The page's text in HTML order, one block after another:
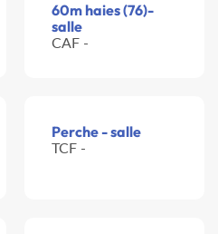
60m haies (76)-
salle
CAF -
Perche - salle
TCF -